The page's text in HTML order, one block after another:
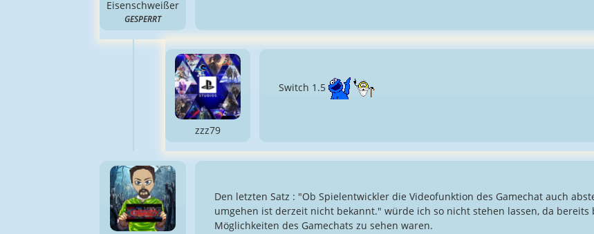
Eisenschweißer
GESPERRT
zzz79
Switch 1.5
Den letzten Satz : "Ob Spielentwickler die Videofunktion des Gamechat auch
umgehen ist derzeit nicht bekannt." würde ich so nicht stehen lassen, da bereits
Möglichkeiten des Gamechats zu sehen waren.